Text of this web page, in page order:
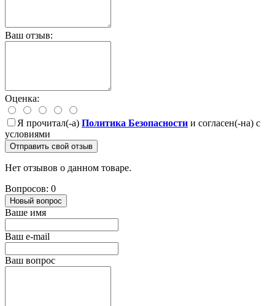
Ваш отзыв:
Оценка:
Я прочитал(-а) Политика Безопасности и согласен(-на) с
условиями
Отправить свой отзыв
Нет отзывов о данном товаре.
Вопросов: 0
Новый вопрос
Ваше имя
Ваш e-mail
Ваш вопрос